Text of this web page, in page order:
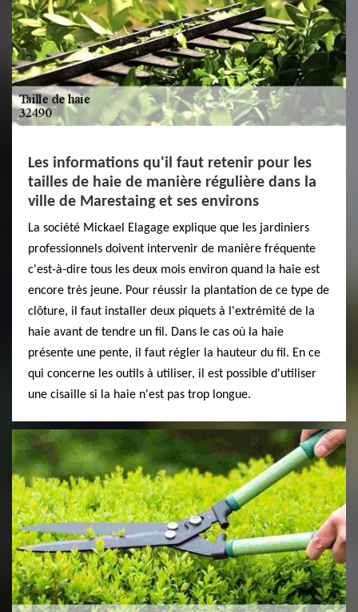
Les informations qu'il faut retenir pour les
tailles de haie de manière régulière dans la
ville de Marestaing et ses environs
La société Mickael Elagage explique que les jardiniers
professionnels doivent intervenir de manière fréquente
c'est-à-dire tous les deux mois environ quand la haie est
encore très jeune. Pour réussir la plantation de ce type de
clôture, il faut installer deux piquets à l'extrémité de la
haie avant de tendre un fil. Dans le cas où la haie
présente une pente, il faut régler la hauteur du fil. En ce
qui concerne les outils à utiliser, il est possible d'utiliser
une cisaille si la haie n'est pas trop longue.